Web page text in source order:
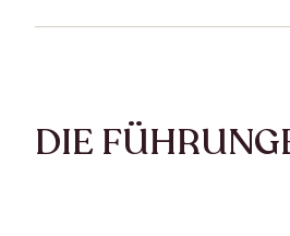
DIE